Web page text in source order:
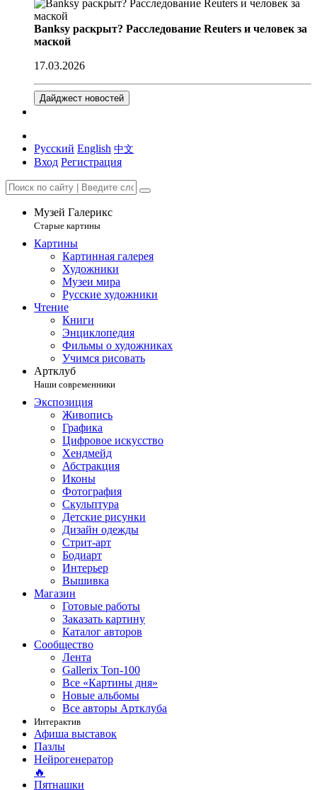
Banksy раскрыт? Расследование Reuters и человек за
маской
17.03.2026
Дайджест новостей
Русский English 中文
Вход Регистрация
Музей Галерикс
Старые картины
Картины
Картинная галерея
Художники
Музеи мира
Русские художники
Чтение
Книги
Энциклопедия
Фильмы о художниках
Учимся рисовать
Артклуб
Наши современники
Экспозиция
Живопись
Графика
Цифровое искусство
Хендмейд
Абстракция
Иконы
Фотография
Скульптура
Детские рисунки
Дизайн одежды
Стрит-арт
Бодиарт
Интерьер
Вышивка
Магазин
Готовые работы
Заказать картину
Каталог авторов
Сообщество
Лента
Gallerix Топ-100
Все «Картины дня»
Новые альбомы
Все авторы Артклуба
Интерактив
Афиша выставок
Пазлы
Нейрогенератор
🔥
Пятнашки